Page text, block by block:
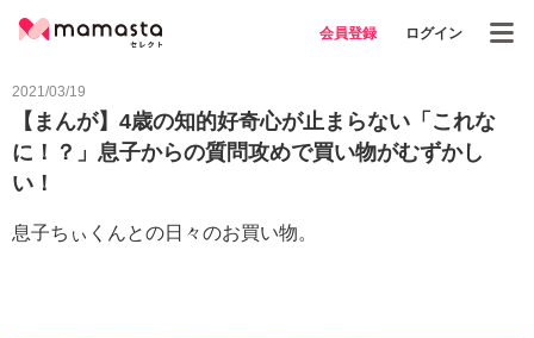
会員登録 ログイン
2021/03/19
【まんが】4歳の知的好奇心が止まらない「これな
に！？」息子からの質問攻めで買い物がむずかし
い！
息子ちぃくんとの日々のお買い物。